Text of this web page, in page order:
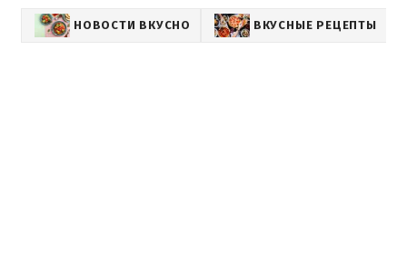
НОВОСТИ ВКУСНО ВКУСНЫЕ РЕЦЕПТЫ